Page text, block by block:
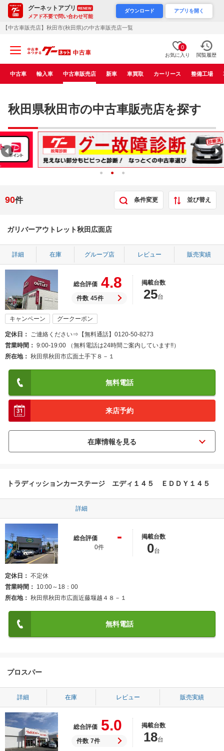
グーネットアプリ RENEW
メアド不要で問い合わせ可能
ダウンロード アプリを開く
【中古車販売店】秋田市(秋田県)の中古車販売店一覧
0
お気に入り 閲覧履歴
中古車 輸入車 中古車販売店 新車 車買取 カーリース 整備工場
秋田県秋田市の中古車販売店を探す
90件 条件変更 並び替え
ガリバーアウトレット秋田広面店
詳細 在庫 グループ店 レビュー 販売実績
総合評価 4.8
件数 45件
掲載台数
25台
キャンペーン グークーポン
定休日
ご連絡ください⇒【無料通話】0120-50-8273
営業時間
9:00-19:00 （無料電話は24時間ご案内しています!!）
所在地
秋田県秋田市広面土手下８－１
無料電話
来店予約
トラディッションカーステージ エディ１４５ ＥＤＤＹ１４５
詳細
総合評価 -
0件
掲載台数
0台
定休日
不定休
営業時間
10:00～18：00
所在地
秋田県秋田市広面近藤堰越４８－１
無料電話
プロスパー
詳細 在庫 レビュー 販売実績
総合評価 5.0
件数 7件
掲載台数
18台